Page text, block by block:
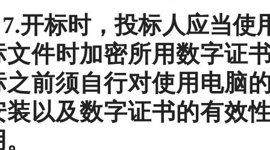
7.开标时，投标人应当使
文件时加密所用数字证
之前须自行对使用电脑
装以及数字证书的有效